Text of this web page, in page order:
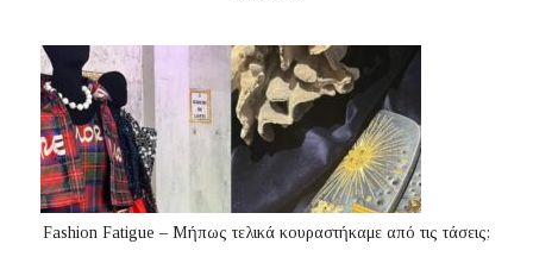
Fashion Fatigue – Μήπως τελικά κουραστήκαμε από τις τάσεις;